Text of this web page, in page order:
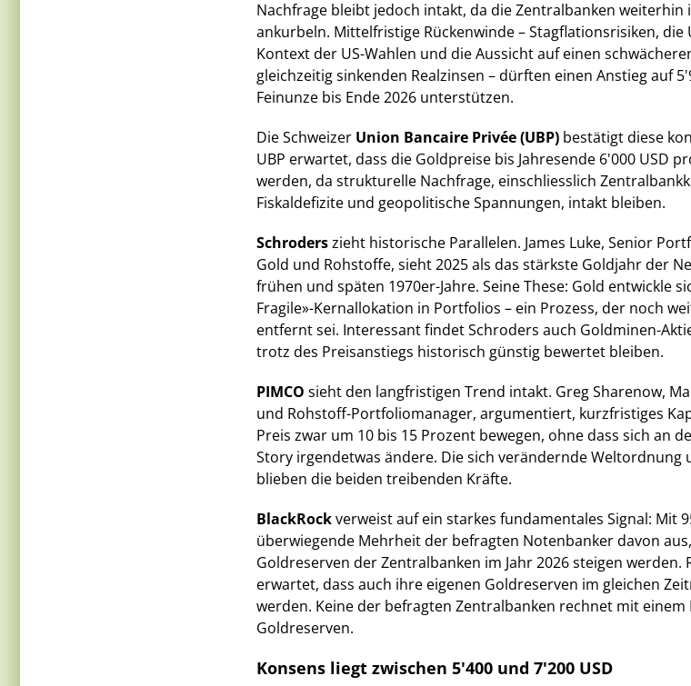
Nachfrage bleibt jedoch intakt, da die Zentralbanken weiterhin
ankurbeln. Mittelfristige Rückenwinde – Stagflationsrisiken, die
Kontext der US-Wahlen und die Aussicht auf einen
gleichzeitig sinkenden Realzinsen – dürften einen Anstieg auf
Feinunze bis Ende 2026 unterstützen.
Die Schweizer Union Bancaire Privée (UBP) bestätigt diese
UBP erwartet, dass die Goldpreise bis Jahresende 6'000 USD
werden, da strukturelle Nachfrage, einschliesslich
Fiskaldefizite und geopolitische Spannungen, intakt bleiben.
Schroderszieht historische Parallelen. James Luke, Senior
Gold und Rohstoffe, sieht 2025 als das stärkste Goldjahr der
frühen und späten 1970er-Jahre. Seine These: Gold entwickle
Fragile»-Kernallokation in Portfolios – ein Prozess, der noch
entfernt sei. Interessant findet Schroders auch Goldminen-
trotz des Preisanstiegs historisch günstig bewertet bleiben.
PIMCO sieht den langfristigen Trend intakt. Greg Sharenow,
und Rohstoff-Portfoliomanager, argumentiert, kurzfristiges
Preis zwar um 10 bis 15 Prozent bewegen, ohne dass sich an
Story irgendetwas ändere. Die sich verändernde Weltordnung
blieben die beiden treibenden Kräfte.
BlackRockverweist auf ein starkes fundamentales Signal: Mit
überwiegende Mehrheit der befragten Notenbanker davon
Goldreserven der Zentralbanken im Jahr 2026 steigen werden.
erwartet, dass auch ihre eigenen Goldreserven im gleichen
werden. Keine der befragten Zentralbanken rechnet mit einem
Goldreserven.
Konsens liegt zwischen 5'400 und 7'200 USD